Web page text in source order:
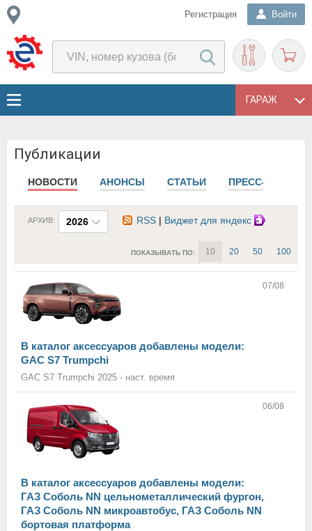
Регистрация Войти
ГАРАЖ
Публикации
НОВОСТИ АНОНСЫ СТАТЬИ ПРЕСС-РЕЛИЗЫ
2026
АРХИВ: RSS | Виджет для яндекс
ПОКАЗЫВАТЬ ПО: 10 20 50 100
07/08
В каталог аксессуаров добавлены модели:
GAC S7 Trumpchi
GAC S7 Trumpchi 2025 - наст. время
06/08
В каталог аксессуаров добавлены модели:
ГАЗ Соболь NN цельнометаллический фургон,
ГАЗ Соболь NN микроавтобус, ГАЗ Соболь NN
бортовая платформа